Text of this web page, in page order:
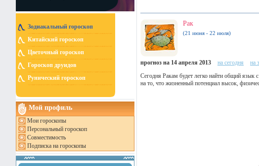
Зодиакальный гороскоп
Китайский гороскоп
Цветочный гороскоп
Гороскоп друидов
Рунический гороскоп
Мой профиль
Мои гороскопы
Персональный гороскоп
Совместимость
Подписка на гороскопы
Рак
(21 июня - 22 июля)
прогноз на 14 апреля 2013 на сегодня на
Сегодня Ракам будет легко найти общий язык
на то, что жизненный потенциал высок,